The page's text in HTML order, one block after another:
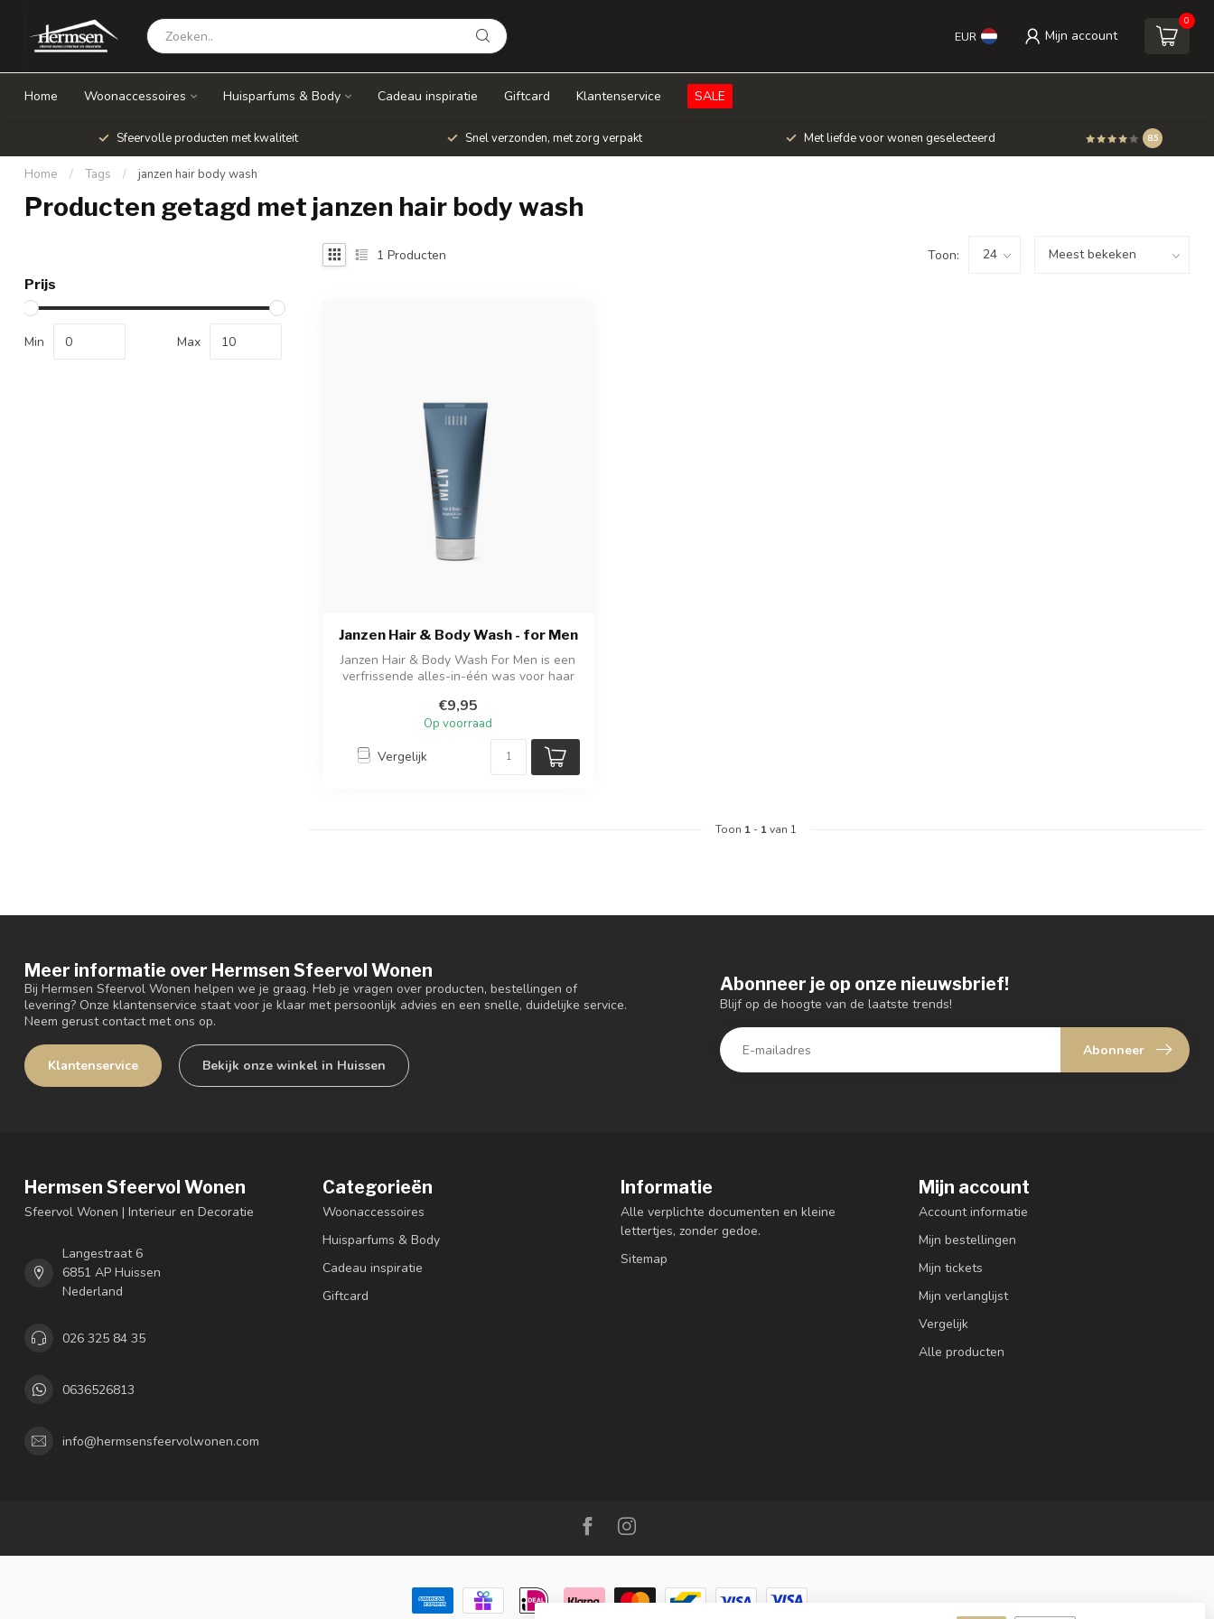
EUR Mijn account
0
Home Woonaccessoires Huisparfums & Body Cadeau inspiratie Giftcard Klantenservice SALE
Sfeervolle producten met kwaliteit Snel verzonden, met zorg verpakt Met liefde voor wonen geselecteerd 8.5
Home / Tags / janzen hair body wash
Producten getagd met janzen hair body wash
Prijs
Min Max
1 Producten Toon:
Janzen Hair & Body Wash - for Men
Janzen Hair & Body Wash For Men is een
verfrissende alles-in-één was voor haar
€9,95
Op voorraad
Vergelijk
Toon 1 - 1van 1
Meer informatie over Hermsen Sfeervol Wonen
Bij Hermsen Sfeervol Wonen helpen we je graag. Heb je vragen over producten, bestellingen of
levering? Onze klantenservice staat voor je klaar met persoonlijk advies en een snelle, duidelijke service.
Neem gerust contact met ons op.
Klantenservice Bekijk onze winkel in Huissen
Abonneer je op onze nieuwsbrief!
Blijf op de hoogte van de laatste trends!
Abonneer
Hermsen Sfeervol Wonen
Sfeervol Wonen | Interieur en Decoratie
Langestraat 6
6851 AP Huissen
Nederland
026 325 84 35
0636526813
info@hermsensfeervolwonen.com
Categorieën
Woonaccessoires
Huisparfums & Body
Cadeau inspiratie
Giftcard
Informatie
Alle verplichte documenten en kleine
lettertjes, zonder gedoe.
Sitemap
Mijn account
Account informatie
Mijn bestellingen
Mijn tickets
Mijn verlanglijst
Vergelijk
Alle producten